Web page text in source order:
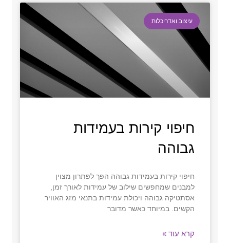
עיצוב ואדריכלות
חיפוי קירות בעמידות
גבוהה
חיפוי קירות בעמידות גבוהה הפך לפתרון מצוין
למבנים שמחפשים שילוב של עמידות לאורך זמן,
אסתטיקה גבוהה ויכולת עמידות בתנאי מזג האוויר
הקשים. במיוחד כאשר מדובר
קרא עוד »